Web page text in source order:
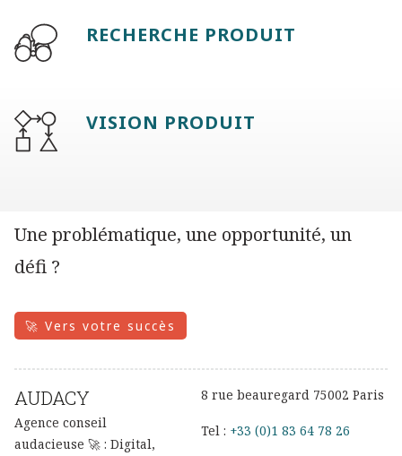
RECHERCHE PRODUIT
VISION PRODUIT
Une problématique, une opportunité, un
défi ?
🚀 Vers votre succès
AUDACY
Agence conseil
audacieuse 🚀 : Digital,
8 rue beauregard 75002 Paris
Tel : +33 (0)1 83 64 78 26